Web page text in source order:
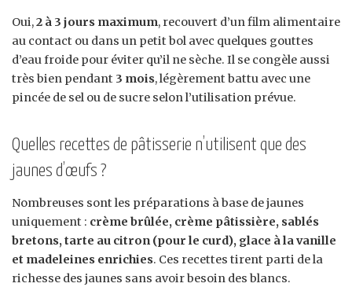
Oui,2 à 3 jours maximum, recouvert d’un film alimentaire
au contact ou dans un petit bol avec quelques gouttes
d’eau froide pour éviter qu’il ne sèche. Il se congèle aussi
très bien pendant 3 mois, légèrement battu avec une
pincée de sel ou de sucre selon l’utilisation prévue.
Quelles recettes de pâtisserie n’utilisent que des
jaunes d’œufs ?
Nombreuses sont les préparations à base de jaunes
uniquement : crème brûlée, crème pâtissière, sablés
bretons, tarte au citron (pour le curd), glace à la vanille
et madeleines enrichies. Ces recettes tirent parti de la
richesse des jaunes sans avoir besoin des blancs.